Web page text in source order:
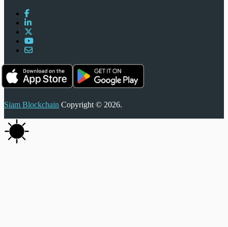
Siam Blockchain Copyright © 2026.